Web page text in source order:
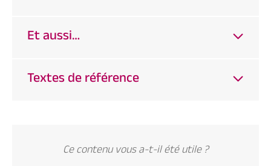
Et aussi…
Textes de référence
Ce contenu vous a-t-il été utile ?